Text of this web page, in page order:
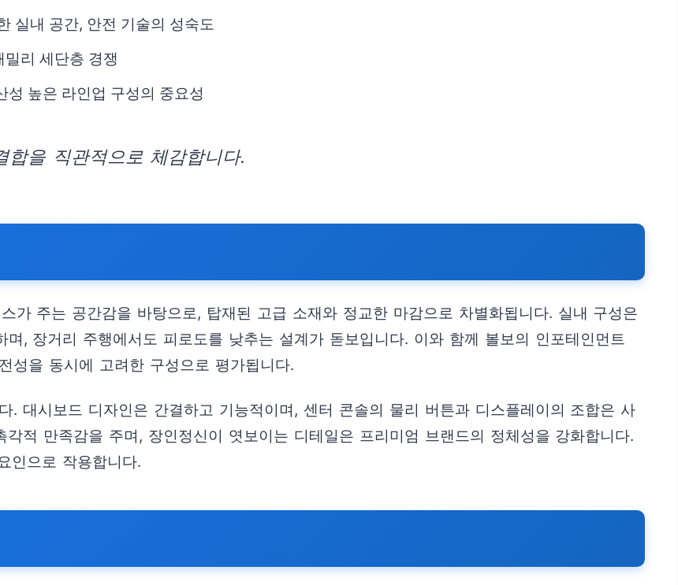
실내 공간, 안전 기술의 성숙도
리 세단층 경쟁
성 높은 라인업 구성의 중요성
을 직관적으로 체감합니다.
주는 공간감을 바탕으로, 탑재된 고급 소재와 정교한 마감으로 차별화됩니다. 실내 구성은
, 장거리 주행에서도 피로도를 낮추는 설계가 돋보입니다. 이와 함께 볼보의 인포테인먼트
성을 동시에 고려한 구성으로 평가됩니다.
. 대시보드 디자인은 간결하고 기능적이며, 센터 콘솔의 물리 버튼과 디스플레이의 조합은 사
적 만족감을 주며, 장인정신이 엿보이는 디테일은 프리미엄 브랜드의 정체성을 강화합니다.
인으로 작용합니다.